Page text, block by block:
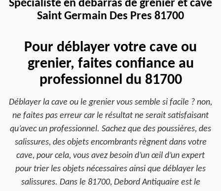
Spécialiste en débarras de grenier et cave
Saint Germain Des Pres 81700
Pour déblayer votre cave ou
grenier, faites confiance au
professionnel du 81700
Déblayer la cave ou le grenier vous semble si facile ? non,
ne faites pas erreur car le résultat ne serait satisfaisant
qu’avec un professionnel. Sachez que des poussières, des
salissures, des objets encombrants règnent dans votre
cave, pour cela, vous avez besoin d’un œil d’un expert
pour trier les objets nécessaires ainsi que déblayer les
salissures. Dans le 81700, Debord Antiquaire est le